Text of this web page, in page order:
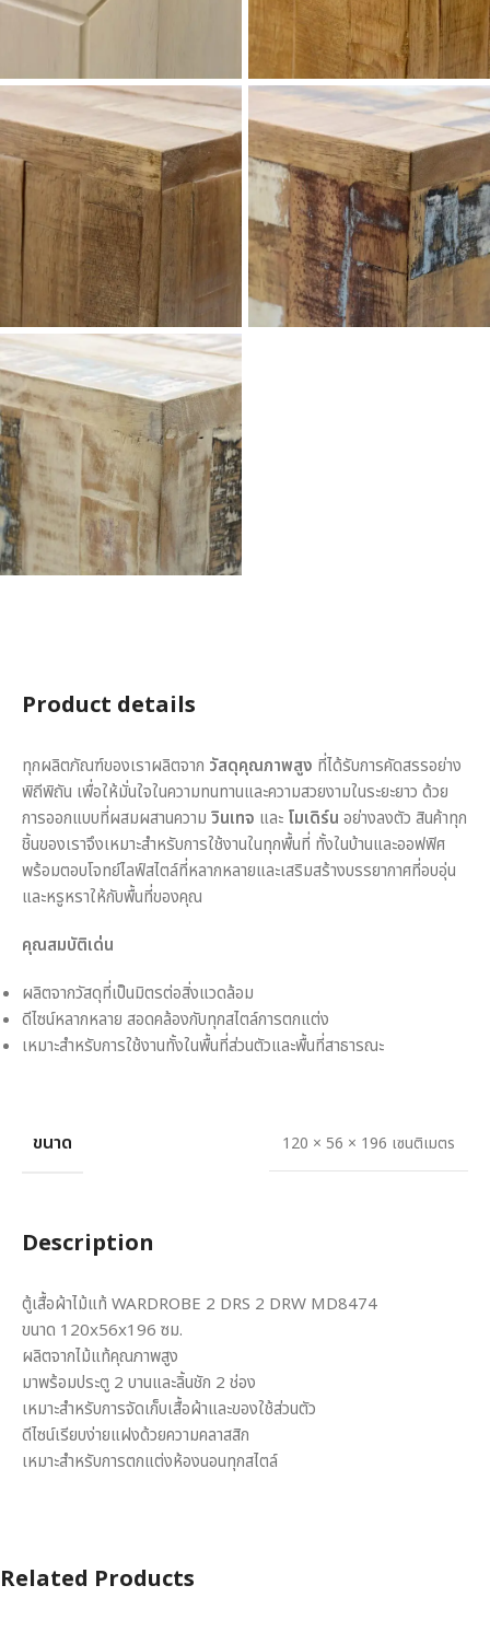
Product details
ทุกผลิตภัณฑ์ของเราผลิตจาก วัสดุคุณภาพสูง ที่ได้รับการคัดสรรอย่าง
พิถีพิถัน เพื่อให้มั่นใจในความทนทานและความสวยงามในระยะยาว ด้วย
การออกแบบที่ผสมผสานความ วินเทจ และ โมเดิร์น อย่างลงตัว สินค้าทุก
ชิ้นของเราจึงเหมาะสำหรับการใช้งานในทุกพื้นที่ ทั้งในบ้านและออฟฟิศ
พร้อมตอบโจทย์ไลฟ์สไตล์ที่หลากหลายและเสริมสร้างบรรยากาศที่อบอุ่น
และหรูหราให้กับพื้นที่ของคุณ
คุณสมบัติเด่น
ผลิตจากวัสดุที่เป็นมิตรต่อสิ่งแวดล้อม
ดีไซน์หลากหลาย สอดคล้องกับทุกสไตล์การตกแต่ง
เหมาะสำหรับการใช้งานทั้งในพื้นที่ส่วนตัวและพื้นที่สาธารณะ
ขนาด 120 × 56 × 196 เซนติเมตร
Description
ตู้เสื้อผ้าไม้แท้ WARDROBE 2 DRS 2 DRW MD8474
ขนาด 120x56x196 ซม.
ผลิตจากไม้แท้คุณภาพสูง
มาพร้อมประตู 2 บานและลิ้นชัก 2 ช่อง
เหมาะสำหรับการจัดเก็บเสื้อผ้าและของใช้ส่วนตัว
ดีไซน์เรียบง่ายแฝงด้วยความคลาสสิก
เหมาะสำหรับการตกแต่งห้องนอนทุกสไตล์
Related Products